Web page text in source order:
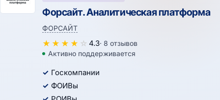
Форсайт. Аналитическая платформа
ФОРСАЙТ
★ ★ ★ ★ ☆ 4.3· 8 отзывов
Активно поддерживается
Госкомпании
ФОИВы